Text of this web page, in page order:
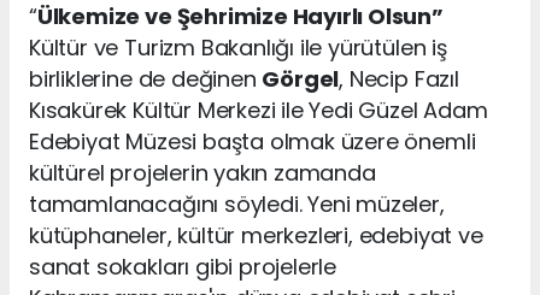
“Ülkemize ve Şehrimize Hayırlı Olsun”
Kültür ve Turizm Bakanlığı ile yürütülen iş
birliklerine de değinen Görgel, Necip Fazıl
Kısakürek Kültür Merkezi ile Yedi Güzel Adam
Edebiyat Müzesi başta olmak üzere önemli
kültürel projelerin yakın zamanda
tamamlanacağını söyledi. Yeni müzeler,
kütüphaneler, kültür merkezleri, edebiyat ve
sanat sokakları gibi projelerle